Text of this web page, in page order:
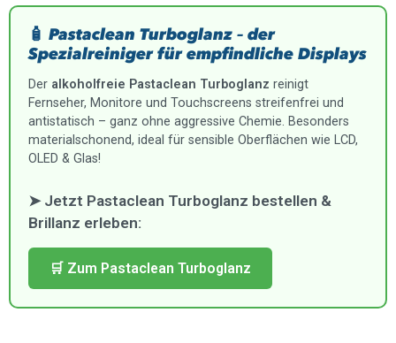
🧴 Pastaclean Turboglanz – der
Spezialreiniger für empfindliche Displays
Der alkoholfreie Pastaclean Turboglanz reinigt
Fernseher, Monitore und Touchscreens streifenfrei und
antistatisch – ganz ohne aggressive Chemie. Besonders
materialschonend, ideal für sensible Oberflächen wie LCD,
OLED & Glas!
➤ Jetzt Pastaclean Turboglanz bestellen &
Brillanz erleben:
🛒 Zum Pastaclean Turboglanz